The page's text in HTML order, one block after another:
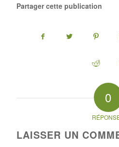
Partager cette publication
0
LAISSER UN